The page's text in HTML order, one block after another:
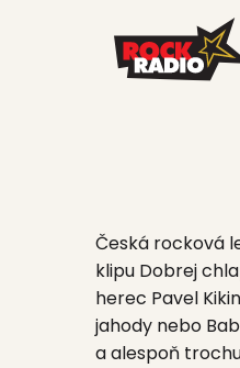
Česká rocková
klipu Dobrej
herec Pavel
jahody nebo
a alespoň